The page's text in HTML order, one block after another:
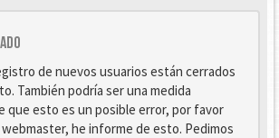
de nuevos usuarios están cerrados
También podría ser una medida
que esto es un posible error, por favor
he informe de esto. Pedimos